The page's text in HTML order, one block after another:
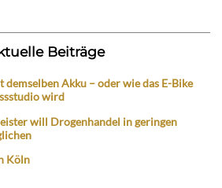
Beiträge
Akku – oder wie das E-Bike
wird
will Drogenhandel in geringen
Köln